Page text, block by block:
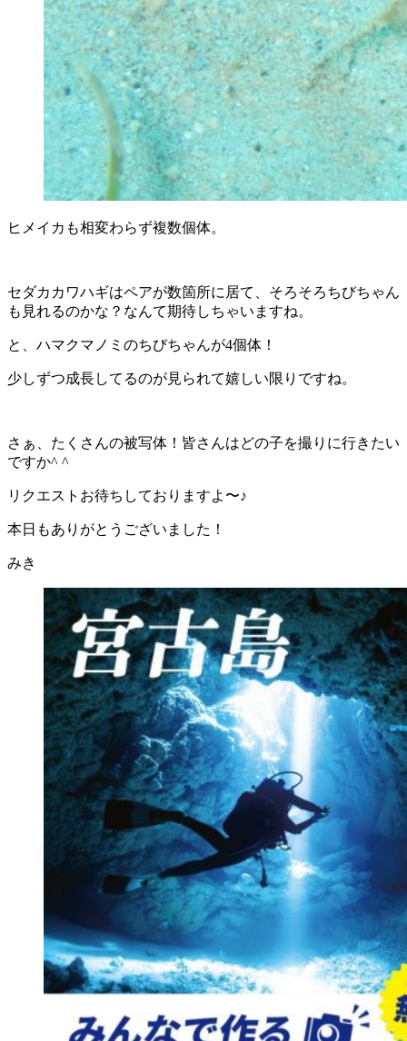
ヒメイカも相変わらず複数個体。
セダカカワハギはペアが数箇所に居て、そろそろちびちゃん
も見れるのかな？なんて期待しちゃいますね。
と、ハマクマノミのちびちゃんが4個体！
少しずつ成長してるのが見られて嬉しい限りですね。
さぁ、たくさんの被写体！皆さんはどの子を撮りに行きたい
ですか^ ^
リクエストお待ちしておりますよ〜♪
本日もありがとうございました！
みき